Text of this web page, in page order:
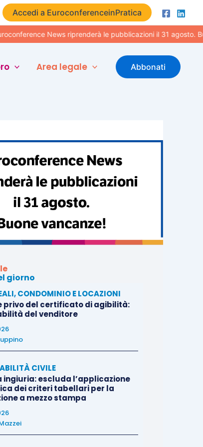
Accedi a EuroconferenceinPratica
News riprenderà le pubblicazioni il 31 agosto. Buone
Area legale Abbonati
giorno
CONDOMINIO E LOCAZIONI
privo del certificato di agibilità:
del venditore
CIVILE
ingiuria: escluda l’applicazione
dei criteri tabellari per la
a mezzo stampa